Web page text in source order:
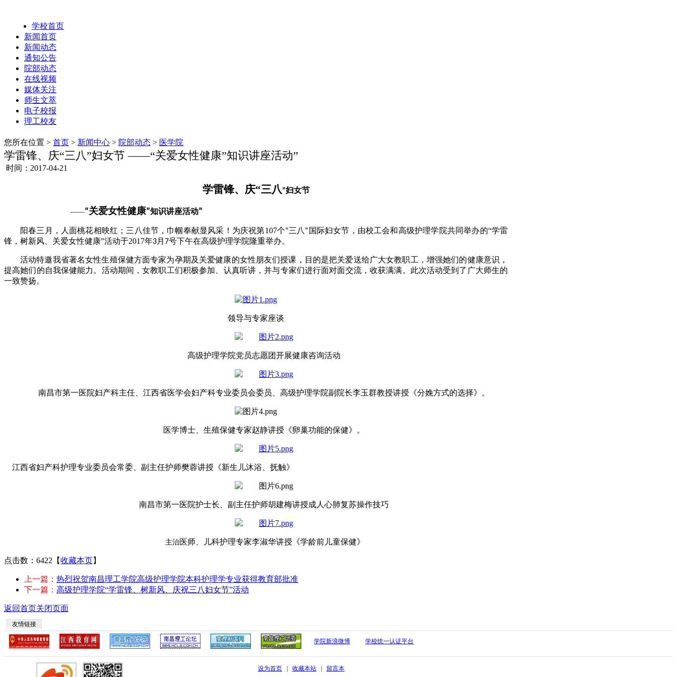
学校首页
新闻首页
新闻动态
通知公告
院部动态
在线视频
媒体关注
师生文萃
电子校报
理工校友
您所在位置 > 首页 > 新闻中心 > 院部动态 > 医学院
学雷锋、庆“三八”妇女节 ——“关爱女性健康”知识讲座活动”
时间：2017-04-21
学雷锋、 庆“三八”妇女节
——“关爱女性健康”知识讲座活动”
阳春三月，人面桃花相映红；三八佳节，巾帼奉献显风采！为庆祝第107个“三八 ” 国际妇女节，由校工会和高级护理学院共同举办的“学雷
锋，树新风、 关爱女性健康”活动于2017年3月 7号下午在高级护理学院隆重举办。
活动特邀我省著名女性生殖保健方面专家为孕期及关爱健康的女性朋友们授课 ，目的是把关爱送给广大女教职工，增强她们的健康意识 ，
提高她们的自我保健能力。 活动期间，女教职工们积极参加、认真听讲，并与专家们进行面对面交流， 收获满满。此次活动受到了广大师生的
一致赞扬。
领导与专家座谈
高级护理学院党员志愿团开展健康咨询活动
南昌市第一医院妇产科主任、江西省医学会妇产科专业委员会委员、高级护理学院副院长李玉群教授讲授《分娩方式的选择》。
医学博士、生殖保健专家赵静讲授《卵巢功能的保健》。
江西省妇产科护理专业委员会常委、副主任护师樊蓉讲授《新生儿沐浴、抚触》
南昌市第一医院护士长、副主任护师胡建梅讲授成人心肺复苏操作技巧
主治医师、儿科护理专家李淑华讲授《学龄前儿童保健》
点击数：6422 【收藏本页】
上一篇： 热烈祝贺南昌理工学院高级护理学院本科护理学专业获得教育部批准
下一篇： 高级护理学院“学雷锋、树新风、庆祝三八妇女节”活动
返回首页关闭页面
友情链接
学院新浪微博 学校统一认证平台
设为首页 收藏本站 留言本